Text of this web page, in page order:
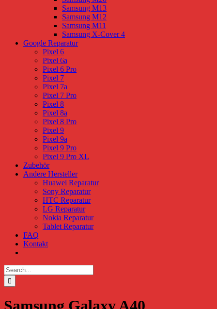
Samsung M13
Samsung M12
Samsung M11
Samsung X-Cover 4
Google Reparatur
Pixel 6
Pixel 6a
Pixel 6 Pro
Pixel 7
Pixel 7a
Pixel 7 Pro
Pixel 8
Pixel 8a
Pixel 8 Pro
Pixel 9
Pixel 9a
Pixel 9 Pro
Pixel 9 Pro XL
Zubehör
Andere Hersteller
Huawei Reparatur
Sony Reparatur
HTC Reparatur
LG Reparatur
Nokia Reparatur
Tablet Reparatur
FAQ
Kontakt
Search
for: